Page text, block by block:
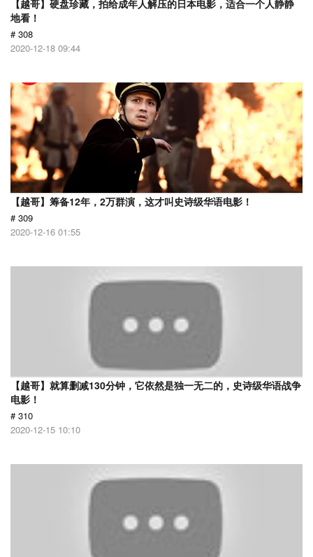
【越哥】硬盘珍藏，拍给成年人解压的日本电影，适合一个人静静
地看！
# 308
2020-12-18 09:44
【越哥】筹备12年，2万群演，这才叫史诗级华语电影！
# 309
2020-12-16 01:55
【越哥】就算删减130分钟，它依然是独一无二的，史诗级华语战争
电影！
# 310
2020-12-15 10:10